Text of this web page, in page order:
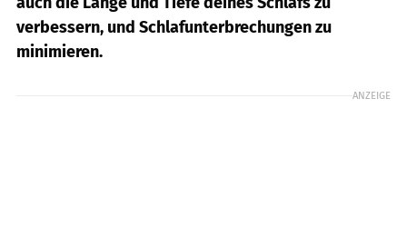
verbessern, und Schlafunterbrechungen zu
minimieren.
ANZEIGE